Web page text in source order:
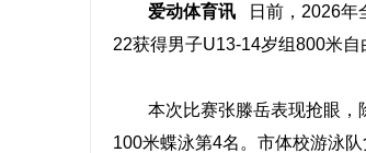
爱动体育讯 日前，2026年
22获得男子U13-14岁组800米
本次比赛张滕岳表现抢眼，除
100米蝶泳第4名。市体校游泳